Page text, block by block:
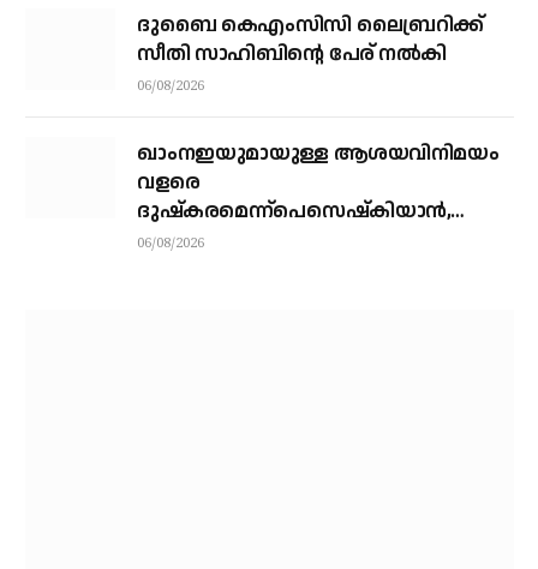
ദുബൈ കെഎംസിസി ലൈബ്രറിക്ക്
സീതി സാഹിബിന്റെ പേര് നല്‍കി
06/08/2026
ഖാംനഇയുമായുള്ള ആശയവിനിമയം
വളരെ
ദുഷ്‌കരമെന്ന്പെസെഷ്‌കിയാന്‍,
രാജിവെക്കില്ലെന്നും പ്രസിഡന്റ്
06/08/2026